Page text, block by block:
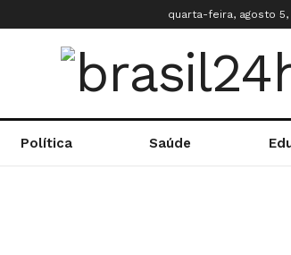
quarta-feira, agosto 5,
Política Saúde